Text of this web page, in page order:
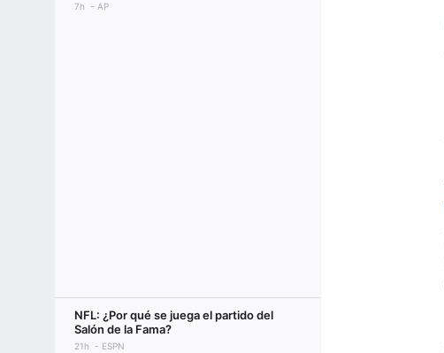
7h AP
NFL: ¿Por qué se juega el partido del
Salón de la Fama?
21h ESPN